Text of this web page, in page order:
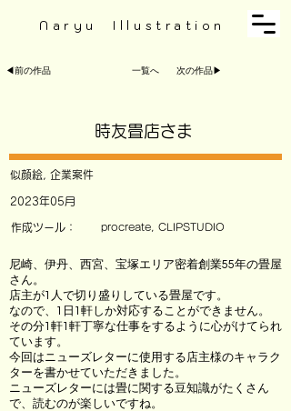
Naryu Illustration
◀︎前の作品 一覧へ 次の作品▶︎
時友畳店さま
似顔絵, 企業案件
2023年05月
procreate, CLIPSTUDIO
作成ツール：
尼崎、伊丹、西宮、宝塚エリア密着創業55年の畳屋
さん。
店主が1人で切り盛りしている畳屋です。
なので、1日1軒しか対応することができません。
その分1軒1軒丁寧な仕事をするように心がけてられ
ています。
今回はニューズレターに使用する店主様のキャラク
ターを書かせていただきました。
ニューズレターには畳に関する豆知識がたくさん
で、読むのが楽しいですね。